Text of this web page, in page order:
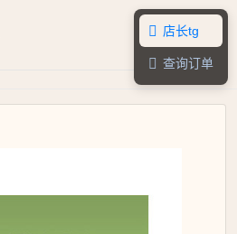
 店长tg
 查询订单